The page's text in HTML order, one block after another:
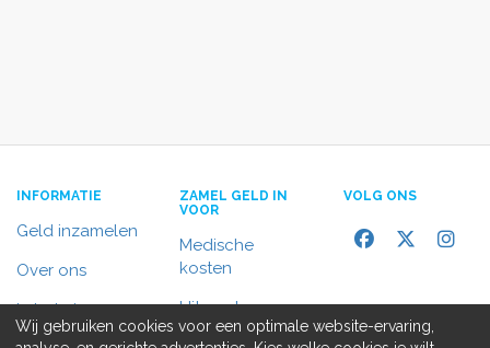
INFORMATIE
Geld inzamelen
Over ons
In het nieuws
ZAMEL GELD IN
VOOR
Medische
kosten
Uitvaart
VOLG ONS
Wij gebruiken cookies voor een optimale website-ervaring,